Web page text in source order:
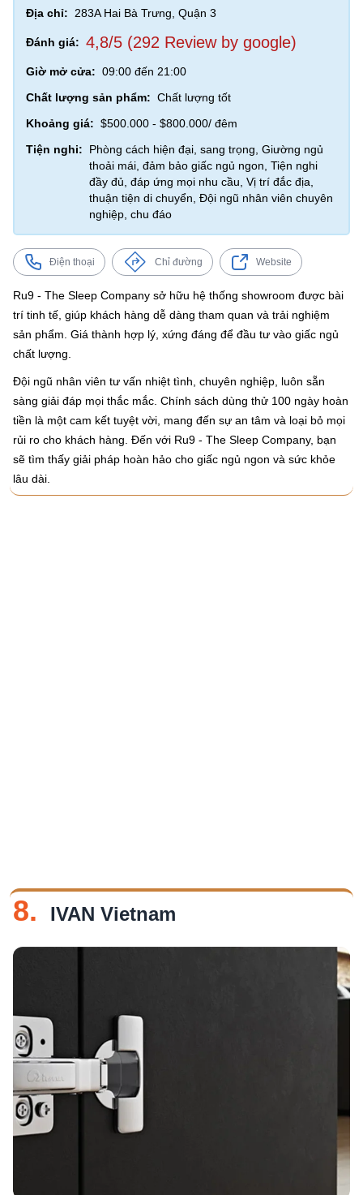
Địa chỉ: 283A Hai Bà Trưng, Quận 3
Đánh giá: 4,8/5 (292 Review by google)
Giờ mở cửa: 09:00 đến 21:00
Chất lượng sản phẩm: Chất lượng tốt
Khoảng giá: $500.000 - $800.000/ đêm
Tiện nghi:
Phòng cách hiện đại, sang trọng, Giường ngủ
thoải mái, đảm bảo giấc ngủ ngon, Tiện nghi
đầy đủ, đáp ứng mọi nhu cầu, Vị trí đắc địa,
thuận tiện di chuyển, Đội ngũ nhân viên chuyên
nghiệp, chu đáo
Điện thoại Chỉ đường Website
Ru9 - The Sleep Company sở hữu hệ thống showroom được bài
trí tinh tế, giúp khách hàng dễ dàng tham quan và trải nghiệm
sản phẩm. Giá thành hợp lý, xứng đáng để đầu tư vào giấc ngủ
chất lượng.
Đội ngũ nhân viên tư vấn nhiệt tình, chuyên nghiệp, luôn sẵn
sàng giải đáp mọi thắc mắc. Chính sách dùng thử 100 ngày hoàn
tiền là một cam kết tuyệt vời, mang đến sự an tâm và loại bỏ mọi
rủi ro cho khách hàng. Đến với Ru9 - The Sleep Company, bạn
sẽ tìm thấy giải pháp hoàn hảo cho giấc ngủ ngon và sức khỏe
lâu dài.
8. IVAN Vietnam